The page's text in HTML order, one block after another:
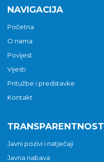
NAVIGACIJA
Početna
O nama
Povijest
Vijesti
Pritužbe i predstavke
Kontakt
TRANSPARENTNOST
Javni pozivi i natječaji
Javna nabava